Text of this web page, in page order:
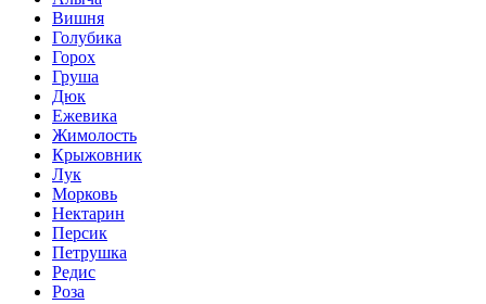
Вишня
Голубика
Горох
Груша
Дюк
Ежевика
Жимолость
Крыжовник
Лук
Морковь
Нектарин
Персик
Петрушка
Редис
Роза